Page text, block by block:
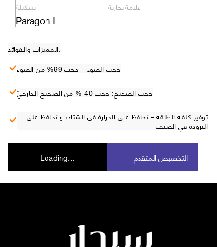
تشكيلة
Paragon I
علامة تجارية
المميزات والفوائد:
حجب الضوء – حجب 99% من الضوء
حجب الضجيج: حجب 40 % من الضجيج الخارجيّ
توفير كلفة الطاقة – تحافظ على الحرارة في الشتاء، و تحافظ على
البرودة في الصيف
Loading... التخصيص المتقدم